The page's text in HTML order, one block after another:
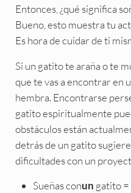
Entonces, ¿qué significa
Bueno, esto muestra tu
Es hora de cuidar de ti
Si un gatito te araña o te
que te vas a encontrar en
hembra. Encontrarse
gatito espiritualmente
obstáculos están
detrás de un gatito
dificultades con un
Sueñas conun gatito =